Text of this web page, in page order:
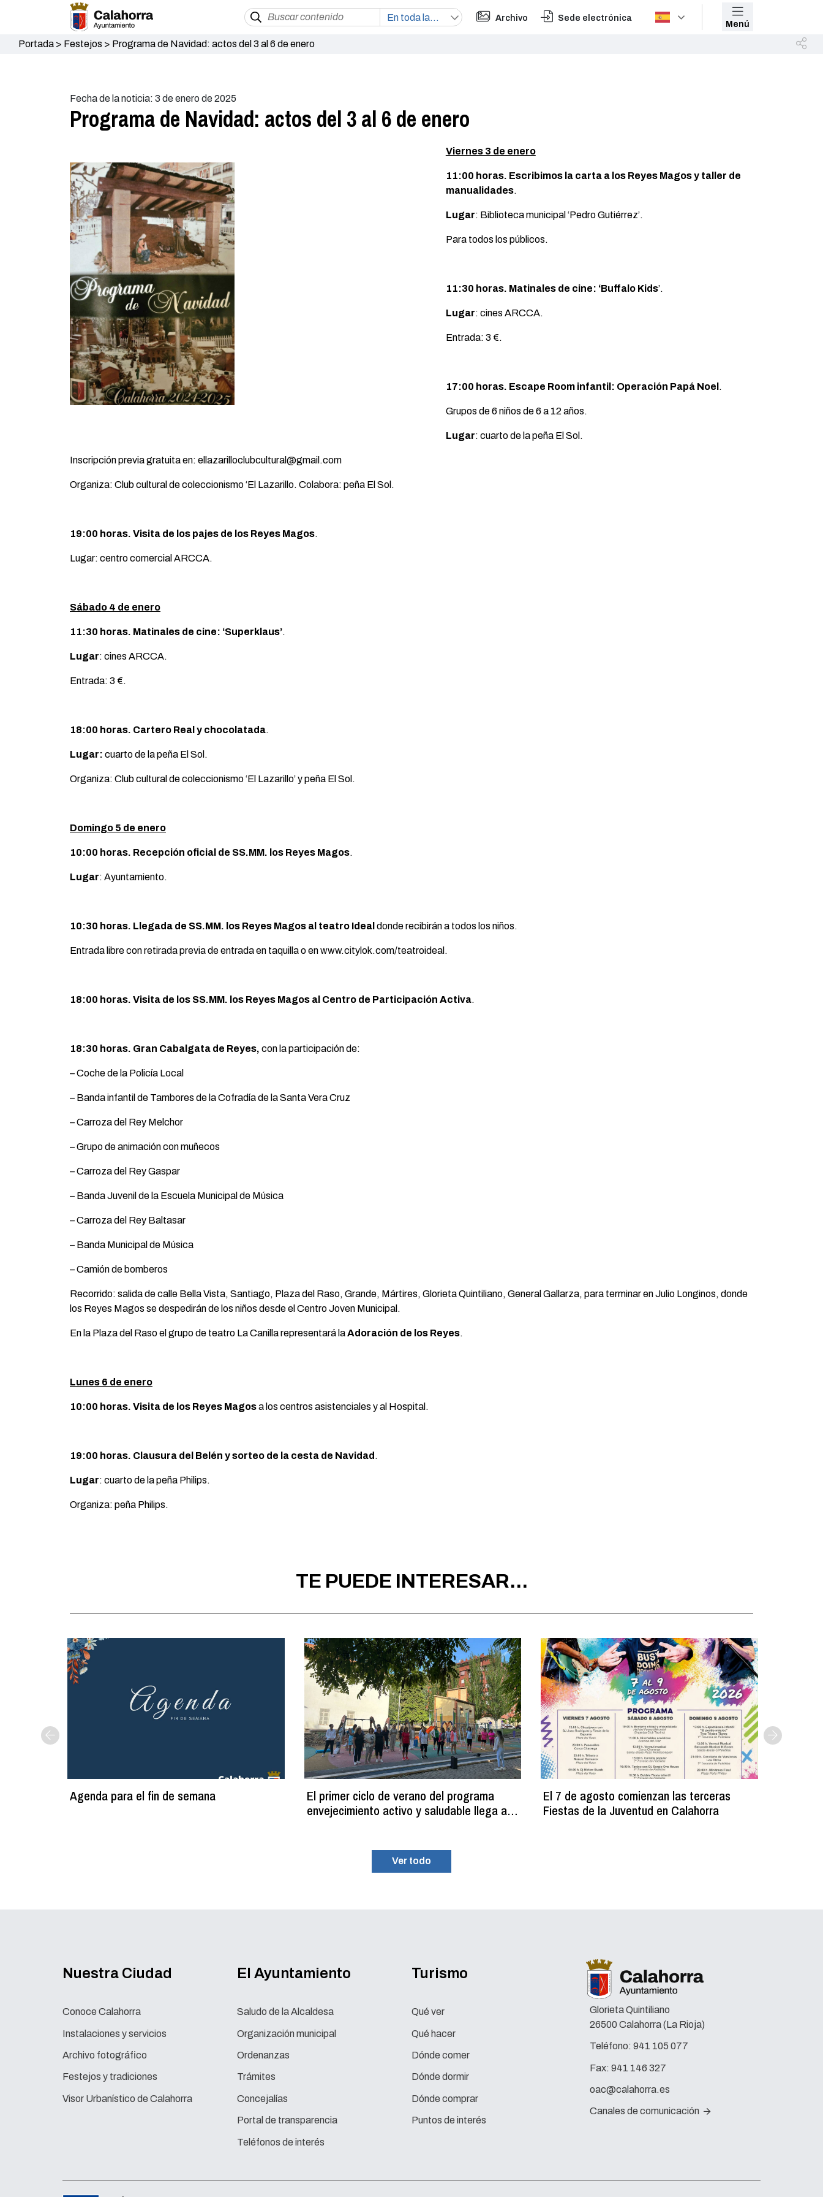
Archivo Sede electrónica
Menú
Portada> Festejos > Programa de Navidad: actos del 3 al 6 de enero
Fecha de la noticia: 3 de enero de 2025
Programa de Navidad: actos del 3 al 6 de enero
Viernes 3 de enero
11:00 horas. Escribimos la carta a los Reyes Magos y taller de
manualidades.
Lugar: Biblioteca municipal ‘Pedro Gutiérrez’.
Para todos los públicos.
11:30 horas. Matinales de cine: ‘Buffalo Kids’.
Lugar: cines ARCCA.
Entrada: 3 €.
17:00 horas. Escape Room infantil: Operación Papá Noel .
Grupos de 6 niños de 6 a 12 años.
Lugar: cuarto de la peña El Sol.
Inscripción previa gratuita en: ellazarilloclubcultural@gmail.com
Organiza: Club cultural de coleccionismo ‘El Lazarillo. Colabora: peña El Sol.
19:00 horas. Visita de los pajes de los Reyes Magos.
Lugar: centro comercial ARCCA.
Sábado 4 de enero
11:30 horas. Matinales de cine: ‘Superklaus’.
Lugar: cines ARCCA.
Entrada: 3 €.
18:00 horas. Cartero Real y chocolatada.
Lugar: cuarto de la peña El Sol.
Organiza: Club cultural de coleccionismo ‘El Lazarillo’ y peña El Sol.
Domingo 5 de enero
10:00 horas. Recepción oficial de SS.MM. los Reyes Magos.
Lugar: Ayuntamiento.
10:30 horas. Llegada de SS.MM. los Reyes Magos al teatro Ideal donde recibirán a todos los niños.
Entrada libre con retirada previa de entrada en taquilla o en www.citylok.com/teatroideal.
18:00 horas. Visita de los SS.MM. los Reyes Magos al Centro de Participación Activa.
18:30 horas. Gran Cabalgata de Reyes, con la participación de:
– Coche de la Policía Local
– Banda infantil de Tambores de la Cofradía de la Santa Vera Cruz
– Carroza del Rey Melchor
– Grupo de animación con muñecos
– Carroza del Rey Gaspar
– Banda Juvenil de la Escuela Municipal de Música
– Carroza del Rey Baltasar
– Banda Municipal de Música
– Camión de bomberos
Recorrido: salida de calle Bella Vista, Santiago, Plaza del Raso, Grande, Mártires, Glorieta Quintiliano, General Gallarza, para terminar en Julio Longinos, donde
los Reyes Magos se despedirán de los niños desde el Centro Joven Municipal.
En la Plaza del Raso el grupo de teatro La Canilla representará laAdoración de los Reyes.
Lunes 6 de enero
10:00 horas. Visita de los Reyes Magosa los centros asistenciales y al Hospital.
19:00 horas. Clausura del Belén y sorteo de la cesta de Navidad .
Lugar: cuarto de la peña Philips.
Organiza: peña Philips.
TE PUEDE INTERESAR...
Agenda para el fin de semana
El primer ciclo de verano del programa
envejecimiento activo y saludable llega a
El 7 de agosto comienzan las terceras
Fiestas de la Juventud en Calahorra
Ver todo
Nuestra Ciudad
Conoce Calahorra
Instalaciones y servicios
Archivo fotográfico
Festejos y tradiciones
Visor Urbanístico de Calahorra
El Ayuntamiento
Saludo de la Alcaldesa
Organización municipal
Ordenanzas
Trámites
Concejalías
Portal de transparencia
Teléfonos de interés
Turismo
Qué ver
Qué hacer
Dónde comer
Dónde dormir
Dónde comprar
Puntos de interés
Glorieta Quintiliano
26500 Calahorra (La Rioja)
Teléfono: 941 105 077
Fax: 941 146 327
oac@calahorra.es
Canales de comunicación